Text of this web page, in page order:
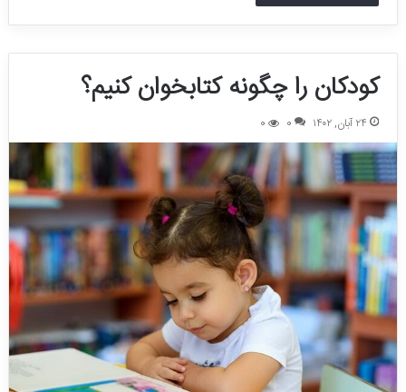
کودکان را چگونه کتابخوان کنیم؟
۲۴ آبان, ۱۴۰۲ 0
0